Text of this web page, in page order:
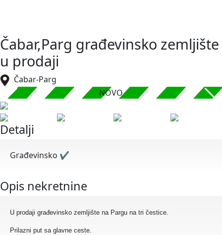
Čabar,Parg građevinsko zemljište
u prodaji
Čabar-Parg
NOVO
Detalji
Građevinsko ✔
Opis nekretnine
U prodaji građevinsko zemljište na Pargu na tri čestice.
Prilazni put sa glavne ceste.